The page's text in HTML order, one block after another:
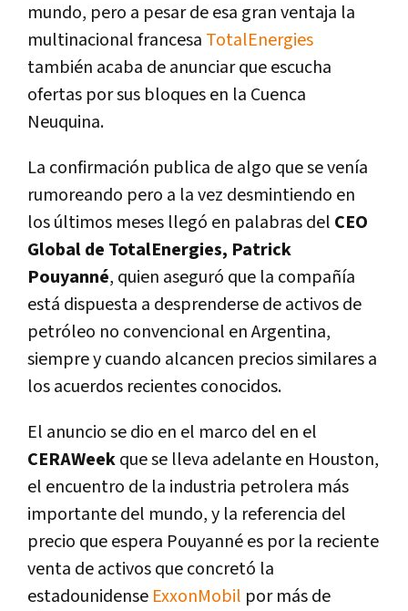
mundo, pero a pesar de esa gran ventaja la
multinacional francesa TotalEnergies
también acaba de anunciar que escucha
ofertas por sus bloques en la Cuenca
Neuquina.
La confirmación publica de algo que se venía
rumoreando pero a la vez desmintiendo en
los últimos meses llegó en palabras del CEO
Global de TotalEnergies, Patrick
Pouyanné, quien aseguró que la compañía
está dispuesta a desprenderse de activos de
petróleo no convencional en Argentina,
siempre y cuando alcancen precios similares a
los acuerdos recientes conocidos.
El anuncio se dio en el marco del en el
CERAWeekque se lleva adelante en Houston,
el encuentro de la industria petrolera más
importante del mundo, y la referencia del
precio que espera Pouyanné es por la reciente
venta de activos que concretó la
estadounidense ExxonMobil por más de